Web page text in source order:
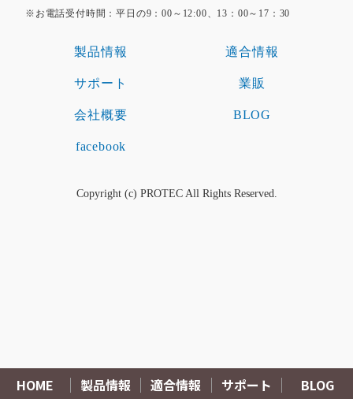
HOME 製品情報 適合情報 サポート BLOG
※お電話受付時間：平日の9：00～12:00、13：00～17：30
製品情報 適合情報
サポート 業販
会社概要 BLOG
facebook
Copyright (c) PROTEC All Rights Reserved.